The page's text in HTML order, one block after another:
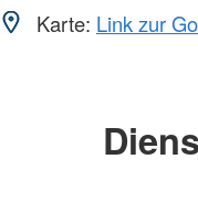
Karte: Link zur